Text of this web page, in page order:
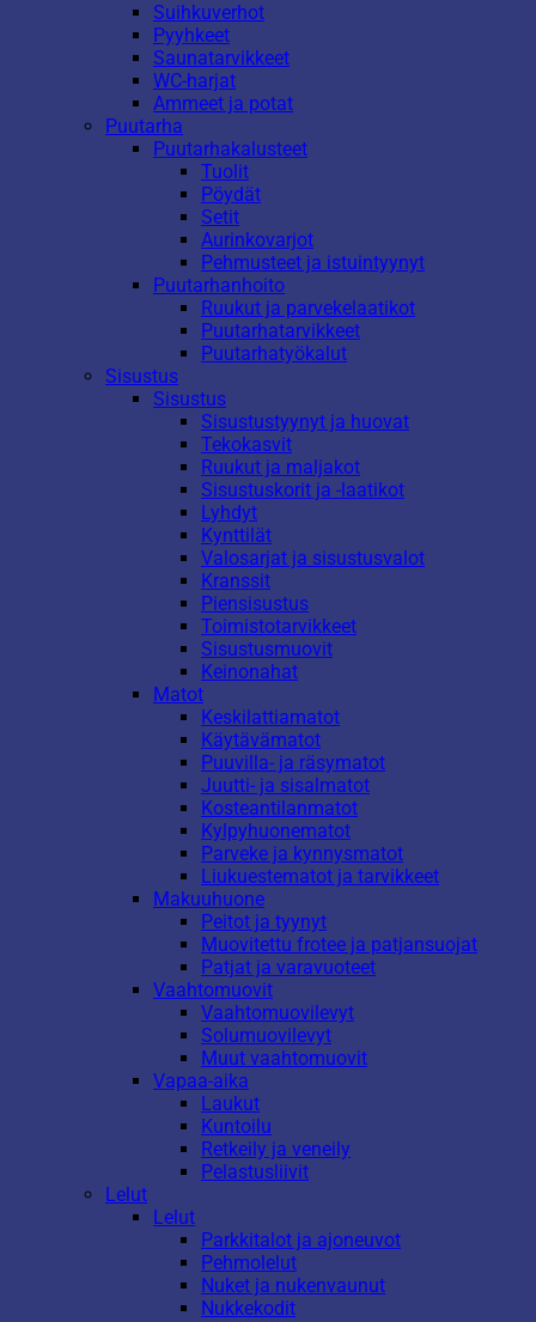
Suihkuverhot
Pyyhkeet
Saunatarvikkeet
WC-harjat
Ammeet ja potat
Puutarha
Puutarhakalusteet
Tuolit
Pöydät
Setit
Aurinkovarjot
Pehmusteet ja istuintyynyt
Puutarhanhoito
Ruukut ja parvekelaatikot
Puutarhatarvikkeet
Puutarhatyökalut
Sisustus
Sisustus
Sisustustyynyt ja huovat
Tekokasvit
Ruukut ja maljakot
Sisustuskorit ja -laatikot
Lyhdyt
Kynttilät
Valosarjat ja sisustusvalot
Kranssit
Piensisustus
Toimistotarvikkeet
Sisustusmuovit
Keinonahat
Matot
Keskilattiamatot
Käytävämatot
Puuvilla- ja räsymatot
Juutti- ja sisalmatot
Kosteantilanmatot
Kylpyhuonematot
Parveke ja kynnysmatot
Liukuestematot ja tarvikkeet
Makuuhuone
Peitot ja tyynyt
Muovitettu frotee ja patjansuojat
Patjat ja varavuoteet
Vaahtomuovit
Vaahtomuovilevyt
Solumuovilevyt
Muut vaahtomuovit
Vapaa-aika
Laukut
Kuntoilu
Retkeily ja veneily
Pelastusliivit
Lelut
Lelut
Parkkitalot ja ajoneuvot
Pehmolelut
Nuket ja nukenvaunut
Nukkekodit